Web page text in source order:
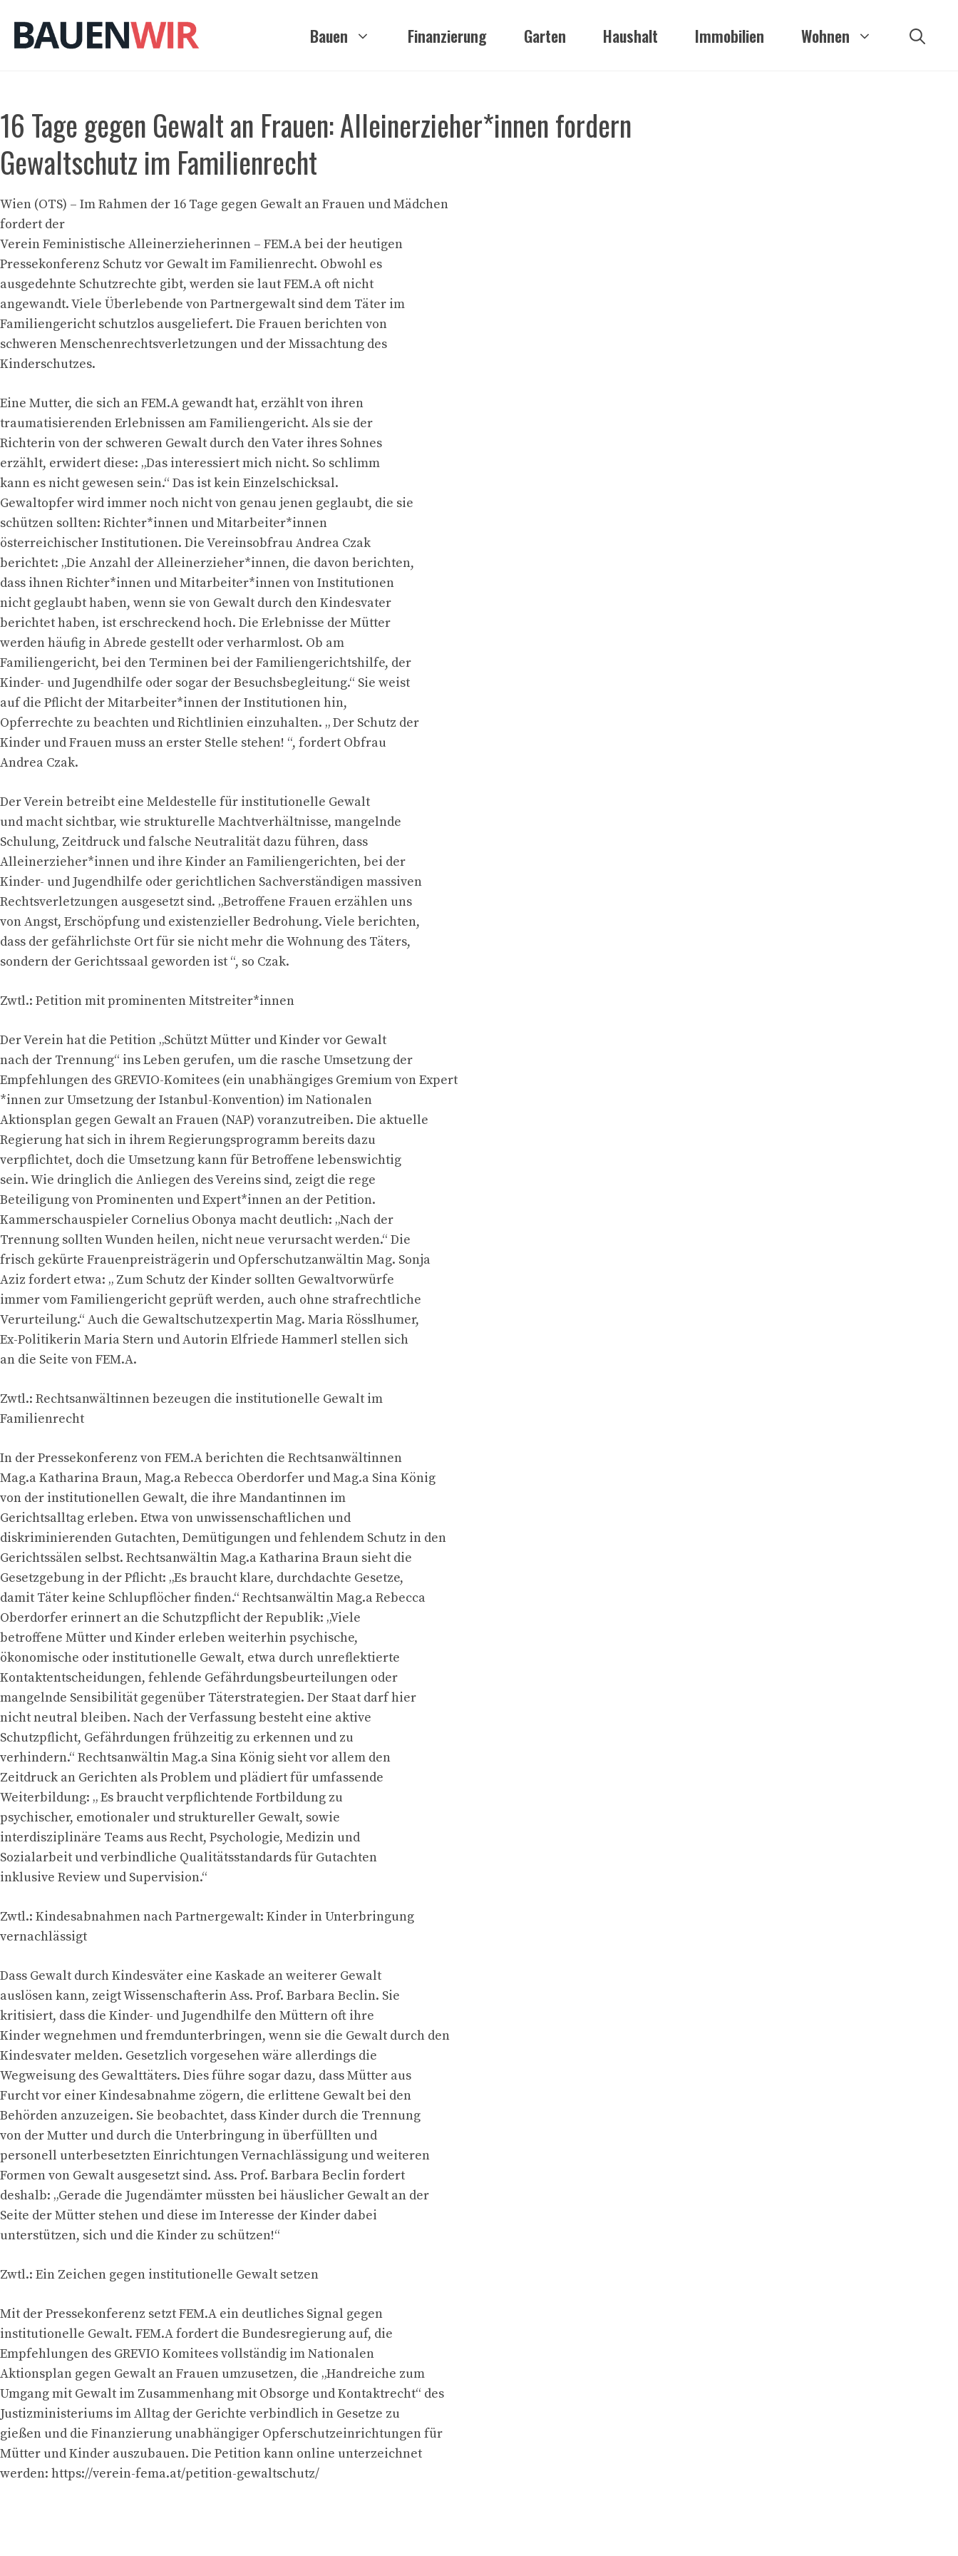
Inhalt
springen
Bauen Finanzierung Garten Haushalt Immobilien Wohnen
16 Tage gegen Gewalt an Frauen: Alleinerzieher*innen fordern
Gewaltschutz im Familienrecht
Wien (OTS) – Im Rahmen der 16 Tage gegen Gewalt an Frauen und Mädchen
fordert der
Verein Feministische Alleinerzieherinnen – FEM.A bei der heutigen
Pressekonferenz Schutz vor Gewalt im Familienrecht. Obwohl es
ausgedehnte Schutzrechte gibt, werden sie laut FEM.A oft nicht
angewandt. Viele Überlebende von Partnergewalt sind dem Täter im
Familiengericht schutzlos ausgeliefert. Die Frauen berichten von
schweren Menschenrechtsverletzungen und der Missachtung des
Kinderschutzes.
Eine Mutter, die sich an FEM.A gewandt hat, erzählt von ihren
traumatisierenden Erlebnissen am Familiengericht. Als sie der
Richterin von der schweren Gewalt durch den Vater ihres Sohnes
erzählt, erwidert diese: „Das interessiert mich nicht. So schlimm
kann es nicht gewesen sein.“ Das ist kein Einzelschicksal.
Gewaltopfer wird immer noch nicht von genau jenen geglaubt, die sie
schützen sollten: Richter*innen und Mitarbeiter*innen
österreichischer Institutionen. Die Vereinsobfrau Andrea Czak
berichtet: „Die Anzahl der Alleinerzieher*innen, die davon berichten,
dass ihnen Richter*innen und Mitarbeiter*innen von Institutionen
nicht geglaubt haben, wenn sie von Gewalt durch den Kindesvater
berichtet haben, ist erschreckend hoch. Die Erlebnisse der Mütter
werden häufig in Abrede gestellt oder verharmlost. Ob am
Familiengericht, bei den Terminen bei der Familiengerichtshilfe, der
Kinder- und Jugendhilfe oder sogar der Besuchsbegleitung.“ Sie weist
auf die Pflicht der Mitarbeiter*innen der Institutionen hin,
Opferrechte zu beachten und Richtlinien einzuhalten. „ Der Schutz der
Kinder und Frauen muss an erster Stelle stehen! “, fordert Obfrau
Andrea Czak.
Der Verein betreibt eine Meldestelle für institutionelle Gewalt
und macht sichtbar, wie strukturelle Machtverhältnisse, mangelnde
Schulung, Zeitdruck und falsche Neutralität dazu führen, dass
Alleinerzieher*innen und ihre Kinder an Familiengerichten, bei der
Kinder- und Jugendhilfe oder gerichtlichen Sachverständigen massiven
Rechtsverletzungen ausgesetzt sind. „Betroffene Frauen erzählen uns
von Angst, Erschöpfung und existenzieller Bedrohung. Viele berichten,
dass der gefährlichste Ort für sie nicht mehr die Wohnung des Täters,
sondern der Gerichtssaal geworden ist “, so Czak.
Zwtl.: Petition mit prominenten Mitstreiter*innen
Der Verein hat die Petition „Schützt Mütter und Kinder vor Gewalt
nach der Trennung“ ins Leben gerufen, um die rasche Umsetzung der
Empfehlungen des GREVIO-Komitees (ein unabhängiges Gremium von Expert
*innen zur Umsetzung der Istanbul-Konvention) im Nationalen
Aktionsplan gegen Gewalt an Frauen (NAP) voranzutreiben. Die aktuelle
Regierung hat sich in ihrem Regierungsprogramm bereits dazu
verpflichtet, doch die Umsetzung kann für Betroffene lebenswichtig
sein. Wie dringlich die Anliegen des Vereins sind, zeigt die rege
Beteiligung von Prominenten und Expert*innen an der Petition.
Kammerschauspieler Cornelius Obonya macht deutlich: „Nach der
Trennung sollten Wunden heilen, nicht neue verursacht werden.“ Die
frisch gekürte Frauenpreisträgerin und Opferschutzanwältin Mag. Sonja
Aziz fordert etwa: „ Zum Schutz der Kinder sollten Gewaltvorwürfe
immer vom Familiengericht geprüft werden, auch ohne strafrechtliche
Verurteilung.“ Auch die Gewaltschutzexpertin Mag. Maria Rösslhumer,
Ex-Politikerin Maria Stern und Autorin Elfriede Hammerl stellen sich
an die Seite von FEM.A.
Zwtl.: Rechtsanwältinnen bezeugen die institutionelle Gewalt im
Familienrecht
In der Pressekonferenz von FEM.A berichten die Rechtsanwältinnen
Mag.a Katharina Braun, Mag.a Rebecca Oberdorfer und Mag.a Sina König
von der institutionellen Gewalt, die ihre Mandantinnen im
Gerichtsalltag erleben. Etwa von unwissenschaftlichen und
diskriminierenden Gutachten, Demütigungen und fehlendem Schutz in den
Gerichtssälen selbst. Rechtsanwältin Mag.a Katharina Braun sieht die
Gesetzgebung in der Pflicht: „Es braucht klare, durchdachte Gesetze,
damit Täter keine Schlupflöcher finden.“ Rechtsanwältin Mag.a Rebecca
Oberdorfer erinnert an die Schutzpflicht der Republik: „Viele
betroffene Mütter und Kinder erleben weiterhin psychische,
ökonomische oder institutionelle Gewalt, etwa durch unreflektierte
Kontaktentscheidungen, fehlende Gefährdungsbeurteilungen oder
mangelnde Sensibilität gegenüber Täterstrategien. Der Staat darf hier
nicht neutral bleiben. Nach der Verfassung besteht eine aktive
Schutzpflicht, Gefährdungen frühzeitig zu erkennen und zu
verhindern.“ Rechtsanwältin Mag.a Sina König sieht vor allem den
Zeitdruck an Gerichten als Problem und plädiert für umfassende
Weiterbildung: „ Es braucht verpflichtende Fortbildung zu
psychischer, emotionaler und struktureller Gewalt, sowie
interdisziplinäre Teams aus Recht, Psychologie, Medizin und
Sozialarbeit und verbindliche Qualitätsstandards für Gutachten
inklusive Review und Supervision.“
Zwtl.: Kindesabnahmen nach Partnergewalt: Kinder in Unterbringung
vernachlässigt
Dass Gewalt durch Kindesväter eine Kaskade an weiterer Gewalt
auslösen kann, zeigt Wissenschafterin Ass. Prof. Barbara Beclin. Sie
kritisiert, dass die Kinder- und Jugendhilfe den Müttern oft ihre
Kinder wegnehmen und fremdunterbringen, wenn sie die Gewalt durch den
Kindesvater melden. Gesetzlich vorgesehen wäre allerdings die
Wegweisung des Gewalttäters. Dies führe sogar dazu, dass Mütter aus
Furcht vor einer Kindesabnahme zögern, die erlittene Gewalt bei den
Behörden anzuzeigen. Sie beobachtet, dass Kinder durch die Trennung
von der Mutter und durch die Unterbringung in überfüllten und
personell unterbesetzten Einrichtungen Vernachlässigung und weiteren
Formen von Gewalt ausgesetzt sind. Ass. Prof. Barbara Beclin fordert
deshalb: „Gerade die Jugendämter müssten bei häuslicher Gewalt an der
Seite der Mütter stehen und diese im Interesse der Kinder dabei
unterstützen, sich und die Kinder zu schützen!“
Zwtl.: Ein Zeichen gegen institutionelle Gewalt setzen
Mit der Pressekonferenz setzt FEM.A ein deutliches Signal gegen
institutionelle Gewalt. FEM.A fordert die Bundesregierung auf, die
Empfehlungen des GREVIO Komitees vollständig im Nationalen
Aktionsplan gegen Gewalt an Frauen umzusetzen, die „Handreiche zum
Umgang mit Gewalt im Zusammenhang mit Obsorge und Kontaktrecht“ des
Justizministeriums im Alltag der Gerichte verbindlich in Gesetze zu
gießen und die Finanzierung unabhängiger Opferschutzeinrichtungen für
Mütter und Kinder auszubauen. Die Petition kann online unterzeichnet
werden: https://verein-fema.at/petition-gewaltschutz/